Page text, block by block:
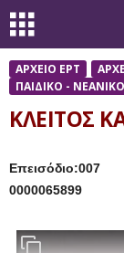
ΑΡΧΕΙΟ ΕΡΤ
ΠΑΙΔΙΚΟ -
ΚΛΕΙΤΟΣ
Επεισόδιο:007
0000065899